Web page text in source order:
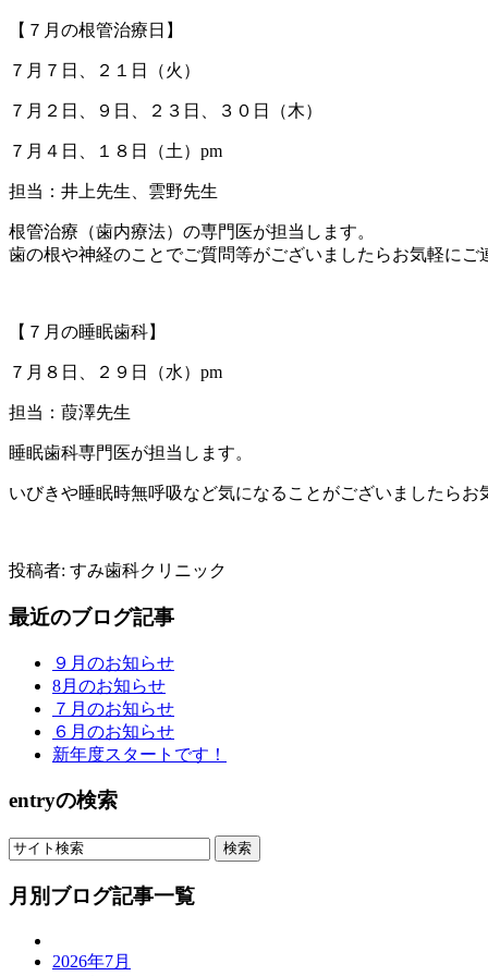
【７月の根管治療日】
７月７日、２１日（火）
７月２日、９日、２３日、３０日（木）
７月４日、１８日（土）pm
担当：井上先生、雲野先生
根管治療（歯内療法）の専門医が担当します。
歯の根や神経のことでご質問等がございましたらお気軽にご
【７月の睡眠歯科】
７月８日、２９日（水）pm
担当：葭澤先生
睡眠歯科専門医が担当します。
いびきや睡眠時無呼吸など気になることがございましたらお
投稿者: すみ歯科クリニック
最近のブログ記事
９月のお知らせ
8月のお知らせ
７月のお知らせ
６月のお知らせ
新年度スタートです！
entryの検索
月別ブログ記事一覧
2026年7月